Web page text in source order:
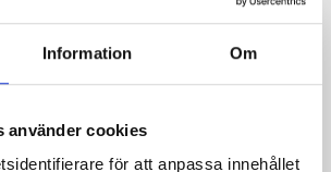
Information Om
använder cookies
för att anpassa innehållet